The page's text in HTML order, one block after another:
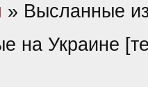
» Высланные
на Украине